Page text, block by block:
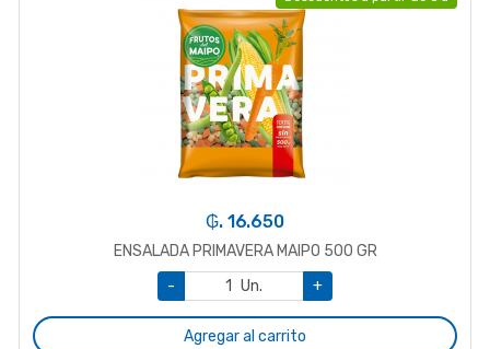
₲. 16.650
ENSALADA PRIMAVERA MAIPO 500 GR
-
Un. +
Agregar al carrito